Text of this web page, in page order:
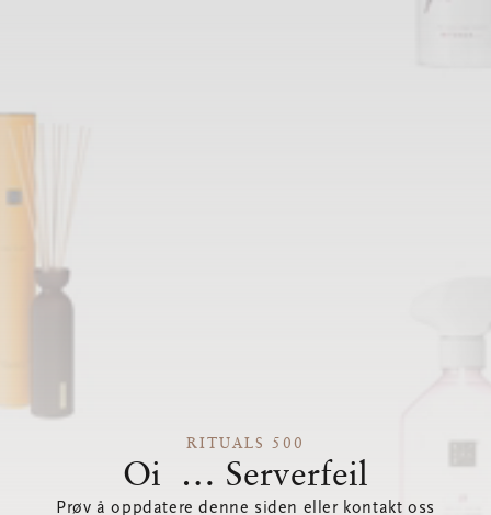
RITUALS 500
Oi … Serverfeil
Prøv å oppdatere denne siden eller kontakt oss